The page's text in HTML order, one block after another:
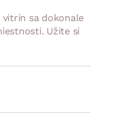
sa dokonale
Užite si